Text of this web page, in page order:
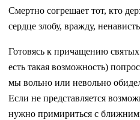
Смертно согрешает тот, кто
сердце злобу, вражду,
Готовясь к причащению
есть такая возможность)
мы вольно или невольно
Если не представляется
нужно примириться с